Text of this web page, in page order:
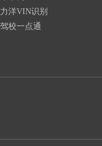
力洋VIN识别
驾校一点通